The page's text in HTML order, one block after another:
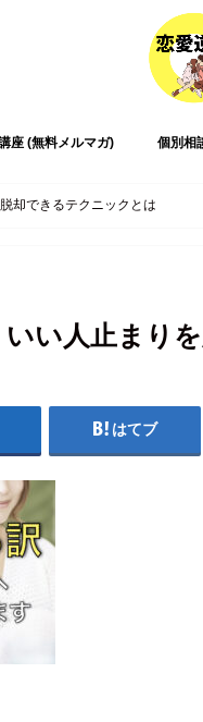
座 (無料メルマガ) 個別相
却できるテクニックとは
いい人止まり
はてブ